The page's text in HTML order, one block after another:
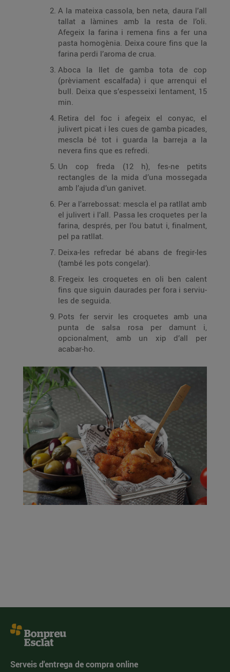
A la mateixa cassola, ben neta, daura l’all
tallat a làmines amb la resta de l’oli.
Afegeix la farina i remena fins a fer una
pasta homogènia. Deixa coure fins que la
farina perdi l’aroma de crua.
Aboca la llet de gamba tota de cop
(prèviament escalfada) i que arrenqui el
bull. Deixa que s’espesseixi lentament, 15
min.
Retira del foc i afegeix el conyac, el
julivert picat i les cues de gamba picades,
mescla bé tot i guarda la barreja a la
nevera fins que es refredi.
Un cop freda (12 h), fes-ne petits
rectangles de la mida d’una mossegada
amb l’ajuda d’un ganivet.
Per a l’arrebossat: mescla el pa ratllat amb
el julivert i l’all. Passa les croquetes per la
farina, després, per l’ou batut i, finalment,
pel pa ratllat.
Deixa-les refredar bé abans de fregir-les
(també les pots congelar).
Fregeix les croquetes en oli ben calent
fins que siguin daurades per fora i serviu-
les de seguida.
Pots fer servir les croquetes amb una
punta de salsa rosa per damunt i,
opcionalment, amb un xip d’all per
acabar-ho.
Serveis d'entrega de compra online